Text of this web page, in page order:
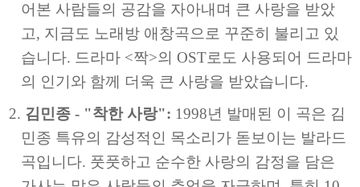
어본 사람들의 공감을 자아내며 큰 사랑을 받았
고, 지금도 노래방 애창곡으로 꾸준히 불리고 있
습니다. 드라마 <짝>의 OST로도 사용되어 드라마
의 인기와 함께 더욱 큰 사랑을 받았습니다.
김민종 - "착한 사랑": 1998년 발매된 이 곡은 김
민종 특유의 감성적인 목소리가 돋보이는 발라드
곡입니다. 풋풋하고 순수한 사랑의 감정을 담은